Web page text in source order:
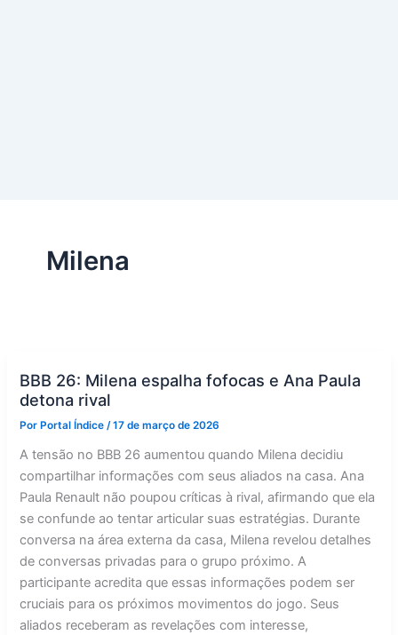
Milena
BBB 26: Milena espalha fofocas e Ana Paula
detona rival
Por Portal Índice/17 de março de 2026
A tensão no BBB 26 aumentou quando Milena decidiu
compartilhar informações com seus aliados na casa. Ana
Paula Renault não poupou críticas à rival, afirmando que ela
se confunde ao tentar articular suas estratégias. Durante
conversa na área externa da casa, Milena revelou detalhes
de conversas privadas para o grupo próximo. A
participante acredita que essas informações podem ser
cruciais para os próximos movimentos do jogo. Seus
aliados receberam as revelações com interesse,